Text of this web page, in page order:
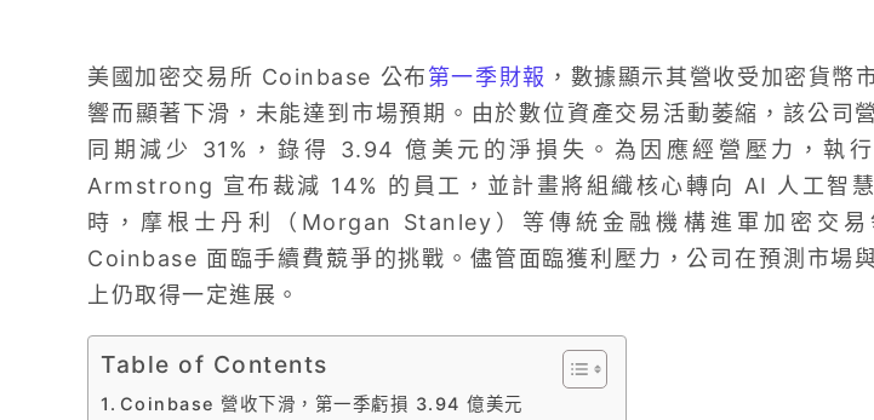
美國加密交易所 Coinbase 公布第一季財報 ，數據顯示其營收受加密貨幣
響而顯著下滑，未能達到市場預期。由於數位資產交易活動萎縮，該公司
同期減少 31%，錄得 3.94 億美元的淨損失。為因應經營壓力，執
Armstrong 宣布裁減 14% 的員工，並計畫將組織核心轉向 AI 人工智
時，摩根士丹利（Morgan Stanley）等傳統金融機構進軍加密交易
Coinbase 面臨手續費競爭的挑戰。儘管面臨獲利壓力，公司在預測市場
上仍取得一定進展。
Table of Contents
Coinbase 營收下滑，第一季虧損 3.94 億美元